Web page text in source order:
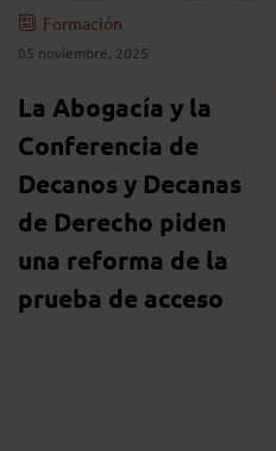
Formación
05 noviembre, 2025
La Abogacía y la
Conferencia de
Decanos y Decanas
de Derecho piden
una reforma de la
prueba de acceso